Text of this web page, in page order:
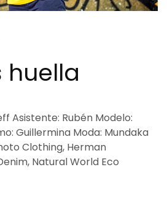
huella
Asistente: Rubén Modelo:
Guillermina Moda: Mundaka
Clothing, Herman
Natural World Eco